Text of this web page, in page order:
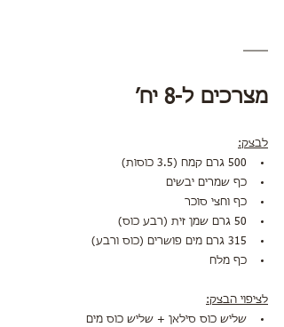
מצרכים ל-8 יח׳
לבצק:
500 גרם קמח (3.5 כוסות)
כף שמרים יבשים
כף וחצי סוכר
50 גרם שמן זית (רבע כוס)
315 גרם מים פושרים (כוס ורבע)
כף מלח
לציפוי הבצק:
שליש כוס סילאן + שליש כוס מים